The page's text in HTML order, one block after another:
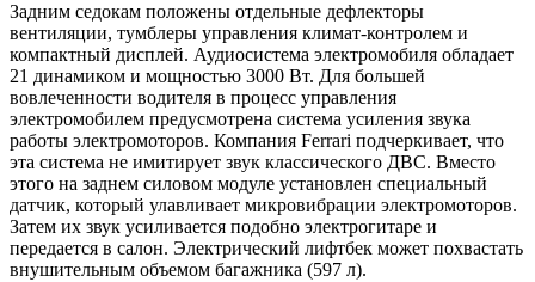
Задним седокам положены отдельные дефлекторы
вентиляции, тумблеры управления климат-контролем и
компактный дисплей. Аудиосистема электромобиля обладает
21 динамиком и мощностью 3000 Вт. Для большей
вовлеченности водителя в процесс управления
электромобилем предусмотрена система усиления звука
работы электромоторов. Компания Ferrari подчеркивает, что
эта система не имитирует звук классического ДВС. Вместо
этого на заднем силовом модуле установлен специальный
датчик, который улавливает микровибрации электромоторов.
Затем их звук усиливается подобно электрогитаре и
передается в салон. Электрический лифтбек может похвастать
внушительным объемом багажника (597 л).